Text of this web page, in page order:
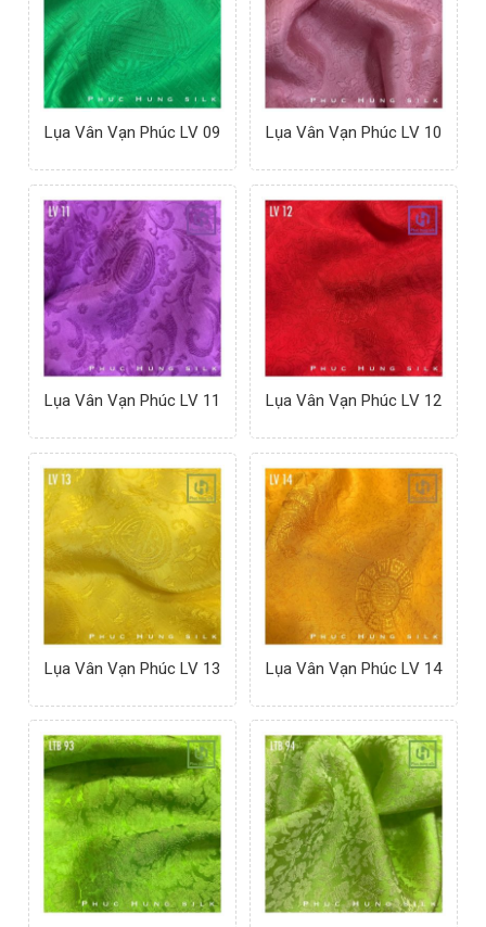
Lụa Vân Vạn Phúc LV 09 Lụa Vân Vạn Phúc LV 10
Lụa Vân Vạn Phúc LV 11 Lụa Vân Vạn Phúc LV 12
Lụa Vân Vạn Phúc LV 13 Lụa Vân Vạn Phúc LV 14